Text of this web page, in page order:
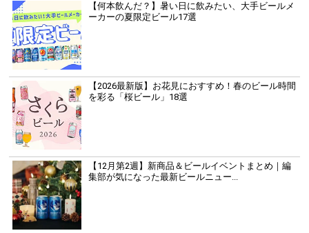
【何本飲んだ？】暑い日に飲みたい、大手ビールメ
ーカーの夏限定ビール17選
【2026最新版】お花見におすすめ！春のビール時間
を彩る「桜ビール」18選
【12月第2週】新商品＆ビールイベントまとめ｜編
集部が気になった最新ビールニュー...